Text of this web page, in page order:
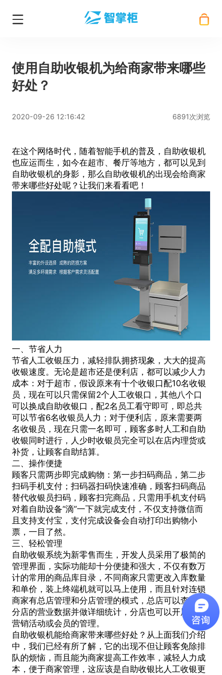
使用自助收银机为给商家带来哪些
好处？
2020-09-26 12:16:42 6891次浏览
在这个网络时代，随着智能手机的普及， 自助收银机
也应运而生，如今在超市、餐厅等地方，都可以见到
自助收银机的身影，那么自助收银机的出现会给商家
带来哪些好处呢？让我们来看看吧！
一、节省人力
节省人工收银压力，减轻排队拥挤现象，大大的提高
收银速度。无论是超市还是便利店，都可以减少人力
成本：对于超市，假设原来有十个收银口配10名收银
员，现在可以只需保留2个人工收银口，其他八个口
可以换成自助收银口，配2名员工看守即可，即总共
可以节省6名收银员人力；对于便利店，原来需要两
名收银员，现在只需一名即可，顾客多时人工和自助
收银同时进行，人少时收银员完全可以在店内理货或
补货，让顾客自助结算。
二、操作便捷
顾客只需两步即完成购物：第一步扫码商品，第二步
扫码手机支付；扫码器扫码快速准确，顾客扫码商品
替代收银员扫码，顾客扫完商品，只需用手机支付码
对着自助设备“滴”一下就完成支付，不仅支持微信而
且支持支付宝，支付完成设备会自动打印出购物小
票，一目了然。
三、轻松管理
自助收银系统为新零售而生，开发人员采用了极简的
管理界面，实际功能却十分便捷和强大，不仅有数万
计的常用的商品库目录，不同商家只需更改入库数量
和单价，装上终端机就可以马上使用，而且针对连锁
商家有总店管理和分店管理的模式，总店可以查看到
分店的营业数据并做详细统计，分店也可以开展各种
营销活动或会员的管理。
自助收银机能给商家带来哪些好处？从上面我们介绍
中，我们已经有所了解，它的出现不但让顾客免除排
队的烦恼，而且能为商家提高工作效率，减轻人力成
本，便于商家管理，这应该是自助收银比人工收银更